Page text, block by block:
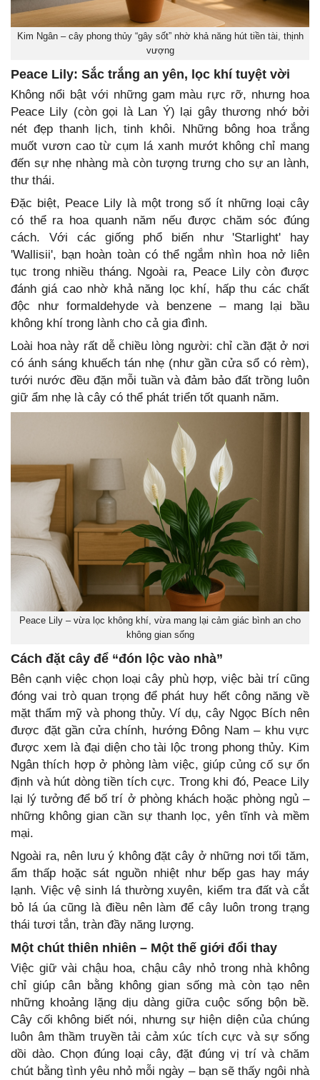
Kim Ngân – cây phong thủy “gây sốt” nhờ khả năng hút tiền tài, thịnh
vượng
Peace Lily: Sắc trắng an yên, lọc khí tuyệt vời
Không nổi bật với những gam màu rực rỡ, nhưng hoa
Peace Lily (còn gọi là Lan Ý) lại gây thương nhớ bởi
nét đẹp thanh lịch, tinh khôi. Những bông hoa trắng
muốt vươn cao từ cụm lá xanh mướt không chỉ mang
đến sự nhẹ nhàng mà còn tượng trưng cho sự an lành,
thư thái.
Đặc biệt, Peace Lily là một trong số ít những loại cây
có thể ra hoa quanh năm nếu được chăm sóc đúng
cách. Với các giống phổ biến như 'Starlight' hay
'Wallisii', bạn hoàn toàn có thể ngắm nhìn hoa nở liên
tục trong nhiều tháng. Ngoài ra, Peace Lily còn được
đánh giá cao nhờ khả năng lọc khí, hấp thu các chất
độc như formaldehyde và benzene – mang lại bầu
không khí trong lành cho cả gia đình.
Loài hoa này rất dễ chiều lòng người: chỉ cần đặt ở nơi
có ánh sáng khuếch tán nhẹ (như gần cửa sổ có rèm),
tưới nước đều đặn mỗi tuần và đảm bảo đất trồng luôn
giữ ẩm nhẹ là cây có thể phát triển tốt quanh năm.
Peace Lily – vừa lọc không khí, vừa mang lại cảm giác bình an cho
không gian sống
Cách đặt cây để “đón lộc vào nhà”
Bên cạnh việc chọn loại cây phù hợp, việc bài trí cũng
đóng vai trò quan trọng để phát huy hết công năng về
mặt thẩm mỹ và phong thủy. Ví dụ, cây Ngọc Bích nên
được đặt gần cửa chính, hướng Đông Nam – khu vực
được xem là đại diện cho tài lộc trong phong thủy. Kim
Ngân thích hợp ở phòng làm việc, giúp củng cố sự ổn
định và hút dòng tiền tích cực. Trong khi đó, Peace Lily
lại lý tưởng để bố trí ở phòng khách hoặc phòng ngủ –
những không gian cần sự thanh lọc, yên tĩnh và mềm
mại.
Ngoài ra, nên lưu ý không đặt cây ở những nơi tối tăm,
ẩm thấp hoặc sát nguồn nhiệt như bếp gas hay máy
lạnh. Việc vệ sinh lá thường xuyên, kiểm tra đất và cắt
bỏ lá úa cũng là điều nên làm để cây luôn trong trạng
thái tươi tắn, tràn đầy năng lượng.
Một chút thiên nhiên – Một thế giới đổi thay
Việc giữ vài chậu hoa, chậu cây nhỏ trong nhà không
chỉ giúp cân bằng không gian sống mà còn tạo nên
những khoảng lặng dịu dàng giữa cuộc sống bộn bề.
Cây cối không biết nói, nhưng sự hiện diện của chúng
luôn âm thầm truyền tải cảm xúc tích cực và sự sống
dồi dào. Chọn đúng loại cây, đặt đúng vị trí và chăm
chút bằng tình yêu nhỏ mỗi ngày – bạn sẽ thấy ngôi nhà